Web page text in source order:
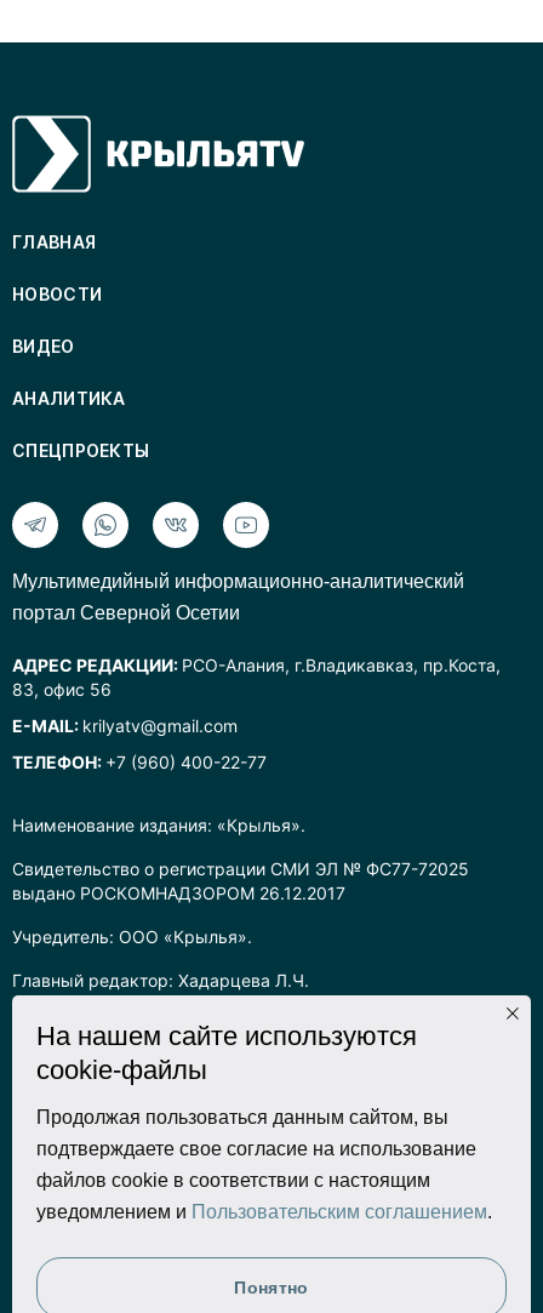
Наименование издания: «Крылья».
Свидетельство о регистрации СМИ ЭЛ № ФС77-72025
выдано РОСКОМНАДЗОРОМ 26.12.2017
Учредитель: ООО «Крылья».
Главный редактор: Хадарцева Л.Ч.
Информация на сайте предназначена для лиц старше 16 лет.
Все права на любые материалы, опубликованные на сайте,
защищены в соответствии с российским законодательством
об интеллектуальной собственности. Любое использование
текстовых, фото, аудио и видеоматериалов возможно только
с согласия правообладателя (ООО «Крылья») и при строгом
наличии ссылки на ресурс. Для сетевых ресурсов –
гиперссылка.
Разработка сайта
ГЛАВНАЯ
НОВОСТИ
ВИДЕО
АНАЛИТИКА
СПЕЦПРОЕКТЫ
Mультимедийный информационно-аналитический
портал Северной Осетии
АДРЕС РЕДАКЦИИ: РСО-Алания, г.Владикавказ, пр.Коста,
83, офис 56
E-MAIL: krilyatv@gmail.com
ТЕЛЕФОН: +7 (960) 400-22-77
На нашем сайте используются
cookie-файлы
Продолжая пользоваться данным сайтом, вы
подтверждаете свое согласие на использование
файлов cookie в соответствии с настоящим
уведомлением и Пользовательским соглашением.
Понятно